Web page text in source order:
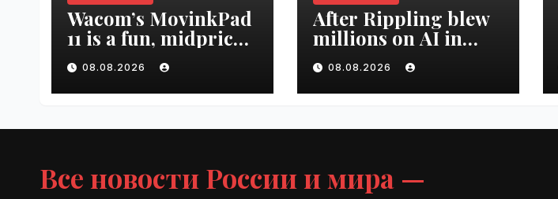
Wacom’s MovinkPad
11 is a fun, midpriced
entry point for
digital artists |
VseTime.ru
08.08.2026
After Rippling blew
millions on AI in
months, it built an
employee ROI tool |
VseTime.ru
08.08.2026
Все новости России и мира —